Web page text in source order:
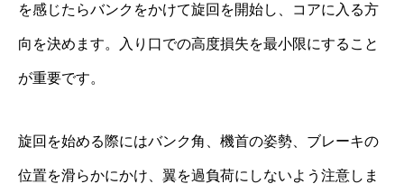
を感じたらバンクをかけて旋回を開始し、コアに入る方
向を決めます。入り口での高度損失を最小限にすること
が重要です。
旋回を始める際にはバンク角、機首の姿勢、ブレーキの
位置を滑らかにかけ、翼を過負荷にしないよう注意しま